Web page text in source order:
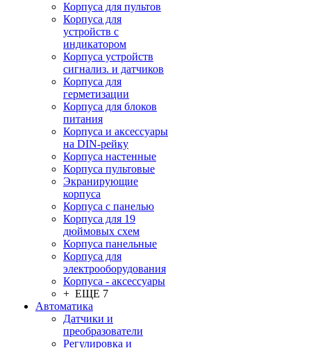
Корпуса для пультов
Корпуса для
устройств с
индикатором
Корпуса устройств
сигнализ. и датчиков
Корпуса для
герметизации
Корпуса для блоков
питания
Корпуса и аксессуары
на DIN-рейку
Корпуса настенные
Корпуса пультовые
Экранирующие
корпуса
Корпуса с панелью
Корпуса для 19
дюймовых схем
Корпуса панельные
Корпуса для
электрооборудования
Корпуса - аксессуары
+ ЕЩЕ 7
Автоматика
Датчики и
преобразователи
Регулировка и